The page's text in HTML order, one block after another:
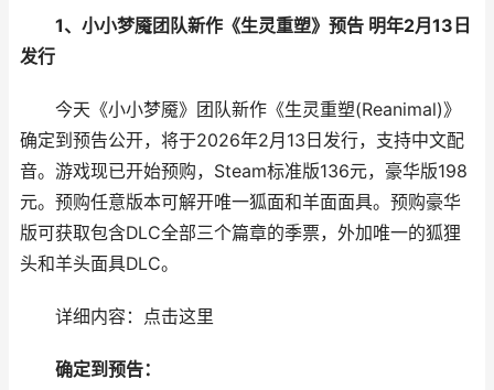
1、小小梦魇团队新作《生灵重塑》预告 明年2月13日
发行
今天《小小梦魇》团队新作《生灵重塑(Reanimal)》
确定到预告公开，将于2026年2月13日发行，支持中文配
音。游戏现已开始预购，Steam标准版136元，豪华版198
元。预购任意版本可解开唯一狐面和羊面面具。预购豪华
版可获取包含DLC全部三个篇章的季票，外加唯一的狐狸
头和羊头面具DLC。
详细内容：点击这里
确定到预告：